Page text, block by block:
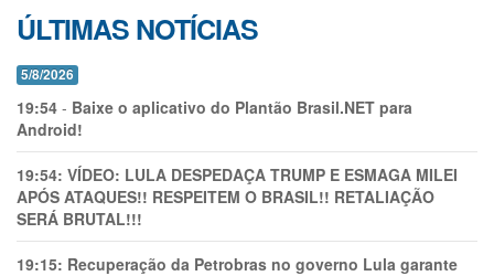
ÚLTIMAS NOTÍCIAS
5/8/2026
19:54 - Baixe o aplicativo do Plantão Brasil.NET para
Android!
19:54: VÍDEO: LULA DESPEDAÇA TRUMP E ESMAGA MILEI
APÓS ATAQUES!! RESPEITEM O BRASIL!! RETALIAÇÃO
SERÁ BRUTAL!!!
19:15: Recuperação da Petrobras no governo Lula garante